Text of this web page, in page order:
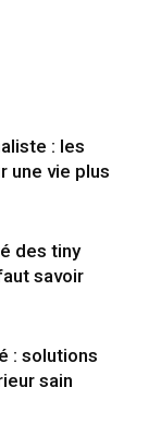
: les
une vie plus
des tiny
savoir
: solutions
sain